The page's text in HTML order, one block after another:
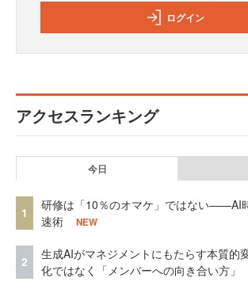
ログイン
アクセスランキング
今日
1
研修は「10％のオマケ」ではない——AI
速術
NEW
2
生成AIがマネジメントにもたらす本質的
化ではなく「メンバーへの向き合い方」